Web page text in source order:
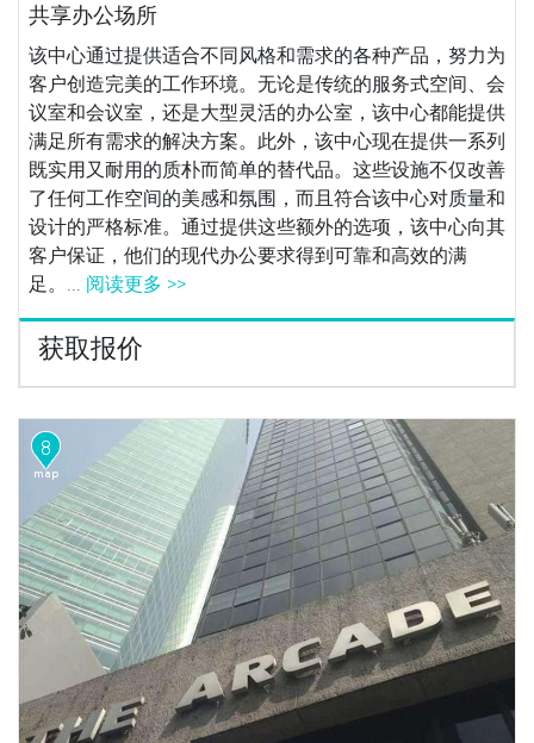
共享办公场所
该中心通过提供适合不同风格和需求的各种产品，努力为
客户创造完美的工作环境。无论是传统的服务式空间、会
议室和会议室，还是大型灵活的办公室，该中心都能提供
满足所有需求的解决方案。此外，该中心现在提供一系列
既实用又耐用的质朴而简单的替代品。这些设施不仅改善
了任何工作空间的美感和氛围，而且符合该中心对质量和
设计的严格标准。通过提供这些额外的选项，该中心向其
客户保证，他们的现代办公要求得到可靠和高效的满
足。... 阅读更多 >>
获取报价
8